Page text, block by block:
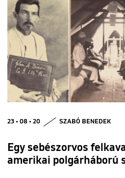
23 • 08 • 20 SZABÓ BENEDEK
Egy sebészorvos
amerikai polgárháború